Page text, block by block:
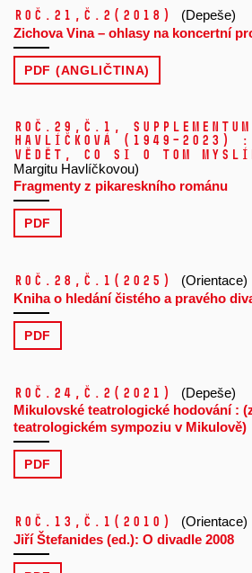
Roč.21, č.2 (2018)
(Depeše)
Zichova Vina – ohlasy na koncertní
PDF (ANGLIČTINA)
Roč.29, č.1, Supplementum
Havlíčková (1949–2023)
vědět, co si o tom
Margitu Havlíčkovou)
Fragmenty z pikareskního románu
PDF
Roč.28, č.1 (2025)
(Orientace)
Kniha o hledání čistého a pravého
PDF
Roč.24, č.2 (2021)
(Depeše)
Mikulovské teatrologické hodování :
teatrologickém sympoziu v Mikulově)
PDF
Roč.13, č.1 (2010)
(Orientace)
Jiří Štefanides (ed.): O divadle 2008